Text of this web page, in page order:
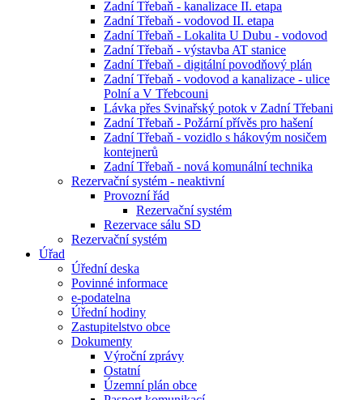
Zadní Třebaň - kanalizace II. etapa
Zadní Třebaň - vodovod II. etapa
Zadní Třebaň - Lokalita U Dubu - vodovod
Zadní Třebaň - výstavba AT stanice
Zadní Třebaň - digitální povodňový plán
Zadní Třebaň - vodovod a kanalizace - ulice
Polní a V Třebcouni
Lávka přes Svinařský potok v Zadní Třebani
Zadní Třebaň - Požární přívěs pro hašení
Zadní Třebaň - vozidlo s hákovým nosičem
kontejnerů
Zadní Třebaň - nová komunální technika
Rezervační systém - neaktivní
Provozní řád
Rezervační systém
Rezervace sálu SD
Rezervační systém
Úřad
Úřední deska
Povinné informace
e-podatelna
Úřední hodiny
Zastupitelstvo obce
Dokumenty
Výroční zprávy
Ostatní
Územní plán obce